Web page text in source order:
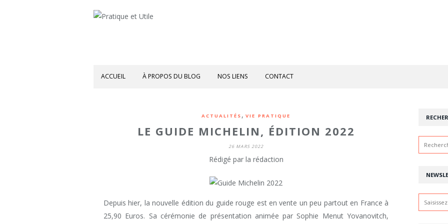
ACCUEIL À PROPOS DU BLOG NOS LIENS CONTACT
ACTUALITÉS , VIE PRATIQUE
LE GUIDE MICHELIN, ÉDITION 2022
26 MARS 2022
Rédigé par la rédaction
Depuis hier, la nouvelle édition du guide rouge est en vente un peu partout en France à
25,90 Euros. Sa cérémonie de présentation animée par Sophie Menut Yovanovitch,